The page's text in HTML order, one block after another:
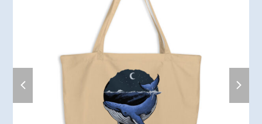
slide
slide